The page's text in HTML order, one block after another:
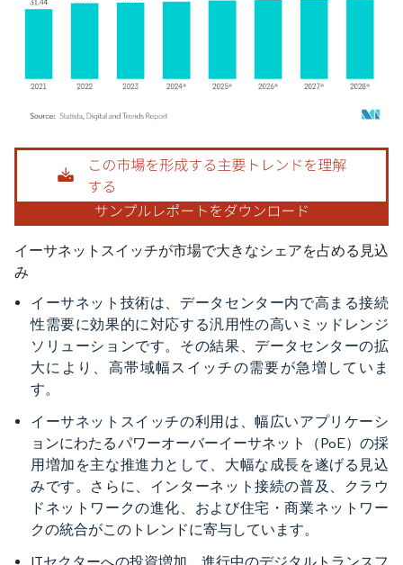
画像 © Mordor Intelligence。再利用にはCC BY 4.0の表示が必要です。
イーサネットスイッチが市場で大きなシェアを占める見込
み
イーサネット技術は、データセンター内で高まる接続
性需要に効果的に対応する汎用性の高いミッドレンジ
ソリューションです。その結果、データセンターの拡
大により、高帯域幅スイッチの需要が急増していま
す。
イーサネットスイッチの利用は、幅広いアプリケーシ
ョンにわたるパワーオーバーイーサネット（PoE）の採
用増加を主な推進力として、大幅な成長を遂げる見込
みです。さらに、インターネット接続の普及、クラウ
ドネットワークの進化、および住宅・商業ネットワー
クの統合がこのトレンドに寄与しています。